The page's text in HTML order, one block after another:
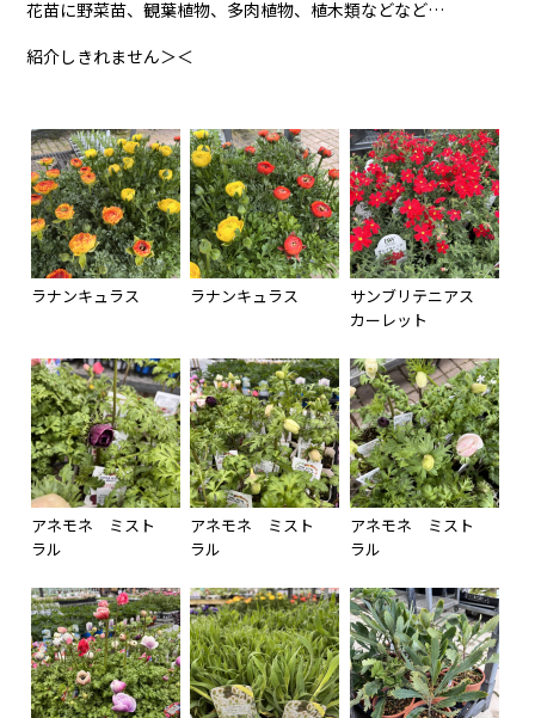
花苗に野菜苗、観葉植物、多肉植物、植木類などなど…
紹介しきれません＞＜
ラナンキュラス ラナンキュラス
サンブリテニアス
カーレット
アネモネ ミスト
ラル
アネモネ ミスト
ラル
アネモネ ミスト
ラル